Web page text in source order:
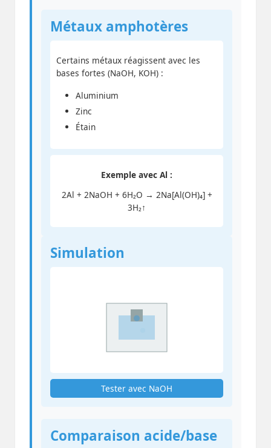
Métaux amphotères
Certains métaux réagissent avec les
bases fortes (NaOH, KOH) :
Aluminium
Zinc
Étain
Exemple avec Al :
2Al + 2NaOH + 6H₂O → 2Na[Al(OH)₄] +
3H₂↑
Simulation
Tester avec NaOH
Comparaison acide/base